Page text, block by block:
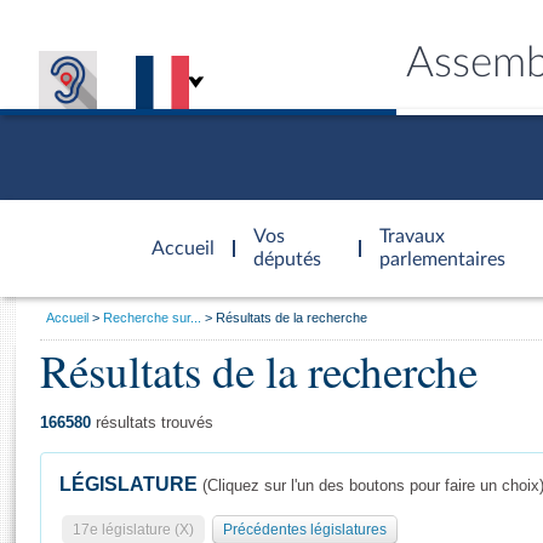
Accueil
d'accueil
Vos
députés
Travaux
parlementaires
Général
Vous
Accueil Recherche sur... Résultats de la recherche
Résultats de la recherche
166580 résultats trouvés
LÉGISLATURE (Cliquez sur l'un des boutons pour faire un choix)
17e législature (X) Précédentes législatures